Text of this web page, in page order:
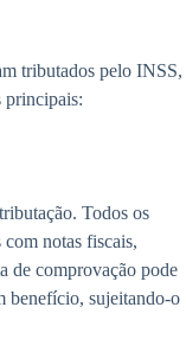
tributados pelo INSS,
principais:
Todos os
com notas fiscais,
de comprovação pode
benefício, sujeitando-o